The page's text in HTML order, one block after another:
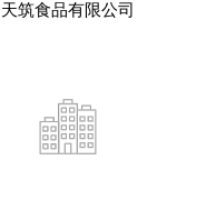
天筑食品有限公司